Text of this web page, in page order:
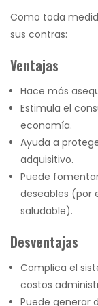
Como toda
sus contras:
Ventajas
Hace más
Estimula el
economía.
Ayuda a
adquisitivo.
Puede
deseables (por
saludable).
Desventajas
Complica el
costos
Puede generar